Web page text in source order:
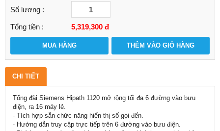
Số lượng :
Tổng tiền : 5,319,300 đ
MUA HÀNG THÊM VÀO GIỎ HÀNG
CHI TIẾT
Tổng đài Siemens Hipath 1120 mở rộng tối đa 6 đường vào bưu
điện, ra 16 máy lẻ.
- Tích hợp sẵn chức năng hiển thị số gọi đến.
- Hướng dẫn truy cập trực tiếp trên 6 đường vào bưu điện.